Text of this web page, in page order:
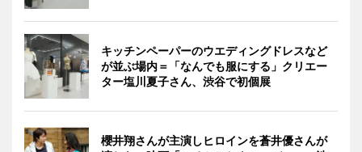
キッチンペーパーのウエディングドレスなど
が並ぶ場内＝「なんでも服にする」クリエー
ター塩川夏子さん、渋谷で初個展
櫻井翔さんが主演しヒロインを蒼井優さんが